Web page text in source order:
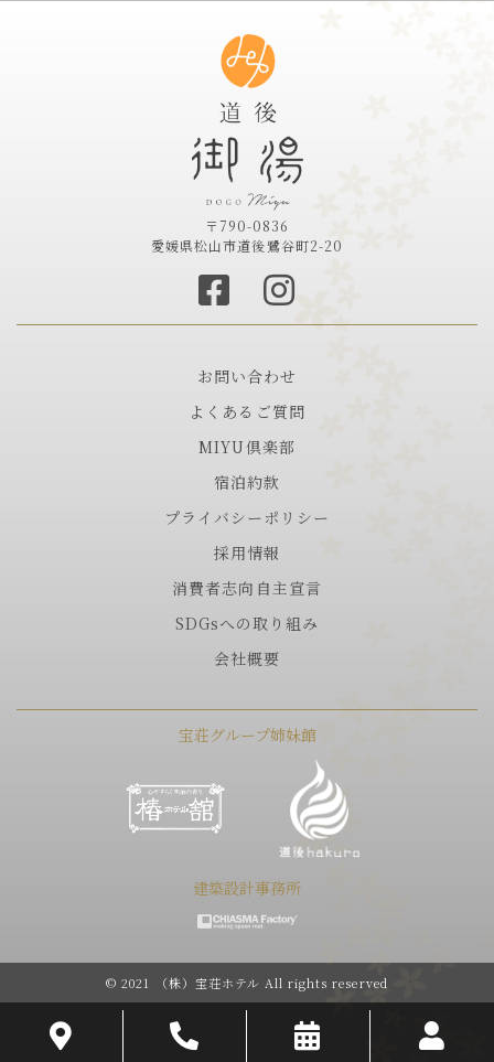
〒790-0836
愛媛県松山市道後鷺谷町2-20
お問い合わせ
よくあるご質問
MIYU倶楽部
宿泊約款
プライバシーポリシー
採用情報
消費者志向自主宣言
SDGsへの取り組み
会社概要
宝荘グループ姉妹館
建築設計事務所
© 2021 （株）宝荘ホテル All rights reserved